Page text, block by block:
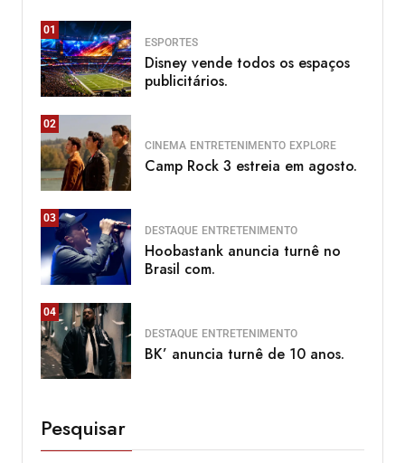
01
ESPORTES
Disney vende todos os espaços
publicitários.
02
CINEMA ENTRETENIMENTO EXPLORE
Camp Rock 3 estreia em agosto.
03
DESTAQUE ENTRETENIMENTO
Hoobastank anuncia turnê no
Brasil com.
04
DESTAQUE ENTRETENIMENTO
BK’ anuncia turnê de 10 anos.
Pesquisar